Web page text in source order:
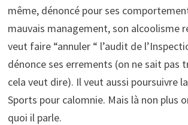
même, dénoncé pour ses
mauvais management, son alcoolisme
veut faire “annuler “ l’audit de
dénonce ses errements (on ne sait pas
cela veut dire). Il veut aussi poursuivre
Sports pour calomnie. Mais là non plus
quoi il parle.